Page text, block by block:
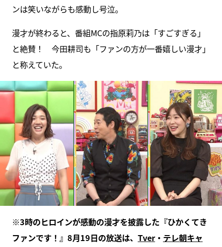
ンは笑いながらも感動し号泣。
漫才が終わると、番組MCの指原莉乃は「すごすぎる」
と絶賛！ 今田耕司も「ファンの方が一番嬉しい漫才」
と称えていた。
※3時のヒロインが感動の漫才を披露した『ひかくてき
ファンです！』8月19日の放送は、 Tver・ テレ朝キャ